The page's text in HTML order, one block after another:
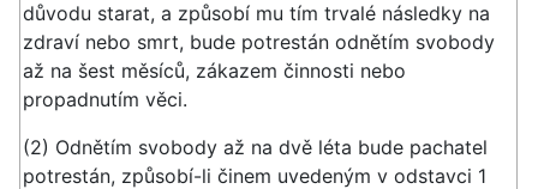
důvodu starat, a způsobí mu tím trvalé následky na
zdraví nebo smrt, bude potrestán odnětím svobody
až na šest měsíců, zákazem činnosti nebo
propadnutím věci.
(2) Odnětím svobody až na dvě léta bude pachatel
potrestán, způsobí-li činem uvedeným v odstavci 1